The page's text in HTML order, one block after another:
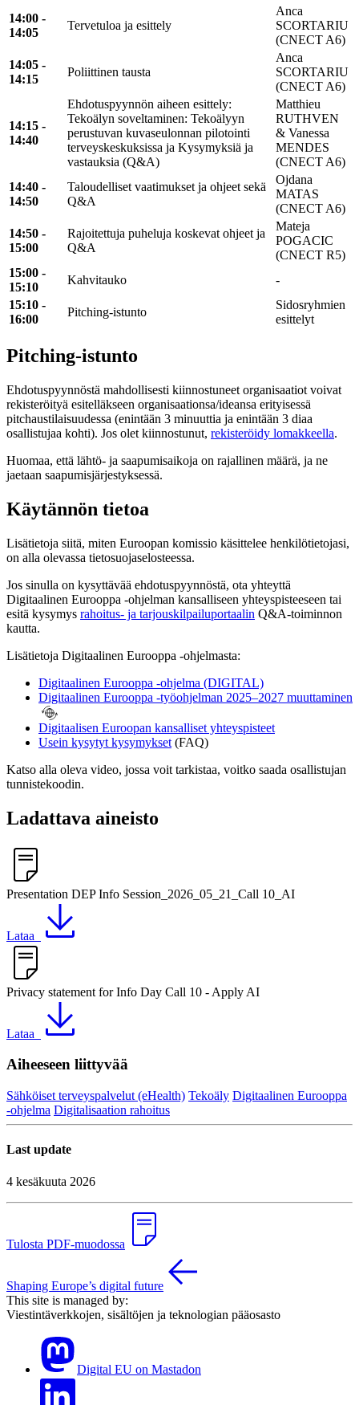
14:00 -
14:05
Tervetuloa ja esittely
Anca
SCORTARIU
(CNECT A6)
14:05 -
14:15
Poliittinen tausta
Anca
SCORTARIU
(CNECT A6)
14:15 -
14:40
Ehdotuspyynnön aiheen esittely:
Tekoälyn soveltaminen: Tekoälyyn
perustuvan kuvaseulonnan pilotointi
terveyskeskuksissa ja Kysymyksiä ja
vastauksia (Q&A)
Matthieu
RUTHVEN
& Vanessa
MENDES
(CNECT A6)
14:40 -
14:50
Taloudelliset vaatimukset ja ohjeet sekä
Q&A
Ojdana
MATAS
(CNECT A6)
14:50 -
15:00
Rajoitettuja puheluja koskevat ohjeet ja
Q&A
Mateja
POGACIC
(CNECT R5)
15:00 -
15:10
Kahvitauko
-
15:10 -
16:00
Pitching-istunto
Sidosryhmien
esittelyt
Pitching-istunto
Ehdotuspyynnöstä mahdollisesti kiinnostuneet organisaatiot voivat
rekisteröityä esitelläkseen organisaationsa/ideansa erityisessä
pitchaustilaisuudessa (enintään 3 minuuttia ja enintään 3 diaa
osallistujaa kohti). Jos olet kiinnostunut, rekisteröidy lomakkeella.
Huomaa, että lähtö- ja saapumisaikoja on rajallinen määrä, ja ne
jaetaan saapumisjärjestyksessä.
Käytännön tietoa
Lisätietoja siitä, miten Euroopan komissio käsittelee henkilötietojasi,
on alla olevassa tietosuojaselosteessa.
Jos sinulla on kysyttävää ehdotuspyynnöstä, ota yhteyttä
Digitaalinen Eurooppa -ohjelman kansalliseen yhteyspisteeseen tai
esitä kysymys rahoitus- ja tarjouskilpailuportaalin Q&A-toiminnon
kautta.
Lisätietoja Digitaalinen Eurooppa -ohjelmasta:
Digitaalinen Eurooppa -ohjelma (DIGITAL)
Digitaalinen Eurooppa -työohjelman 2025–2027 muuttaminen
Digitaalisen Euroopan kansalliset yhteyspisteet
Usein kysytyt kysymykset (FAQ)
Katso alla oleva video, jossa voit tarkistaa, voitko saada osallistujan
tunnistekoodin.
Ladattava aineisto
Presentation DEP Info Session_2026_05_21_Call 10_AI
Lataa
Privacy statement for Info Day Call 10 - Apply AI
Lataa
Aiheeseen liittyvää
Sähköiset terveyspalvelut (eHealth) Tekoäly Digitaalinen Eurooppa
-ohjelma Digitalisaation rahoitus
Last update
4 kesäkuuta 2026
Tulosta PDF-muodossa
Shaping Europe’s digital future
This site is managed by:
Viestintäverkkojen, sisältöjen ja teknologian pääosasto
Digital EU on Mastadon